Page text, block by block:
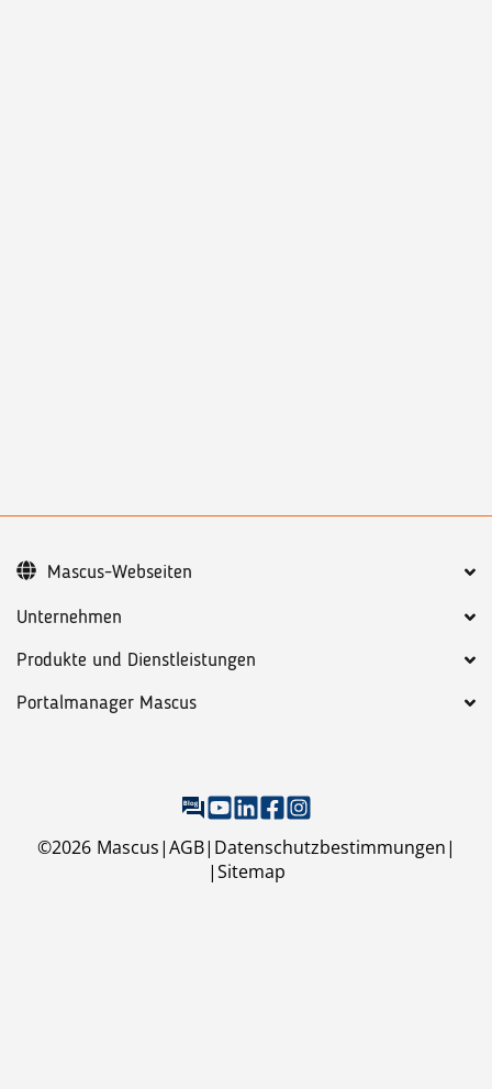
Unternehmen
Produkte und Dienstleistungen
Portalmanager Mascus
©2026 Mascus AGB Datenschutzbestimmungen
Sitemap
Mascus-Webseiten